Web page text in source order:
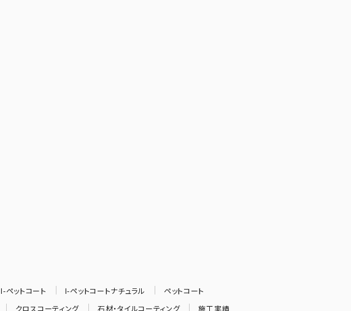
I-ペットコート I-ペットコートナチュラル
ペットコート
クロスコーティング 石材・タイルコーティング 施工実績